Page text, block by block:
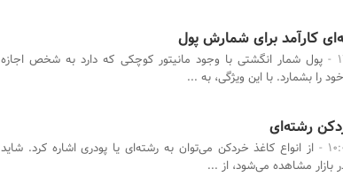
کارآمد برای شمارش پول
پول شمار انگشتی با وجود مانیتور کوچکی که دارد به شخص اجازه
را بشمارد. با این ویژگی، به ...
رشته‌ای
از انواع کاغذ خردکن می‌توان به رشته‌ای یا پودری اشاره کرد. شاید
بازار مشاهده می‌شود، از ...